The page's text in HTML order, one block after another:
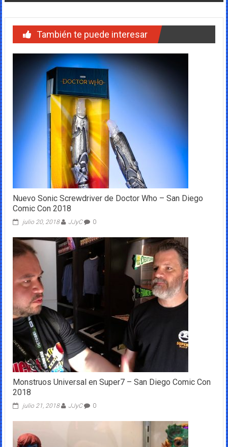
También te puede interesar
Nuevo Sonic Screwdriver de Doctor Who – San Diego
Comic Con 2018
julio 20, 2018 JJyC 0
Monstruos Universal en Super7 – San Diego Comic Con
2018
julio 21, 2018 JJyC 0